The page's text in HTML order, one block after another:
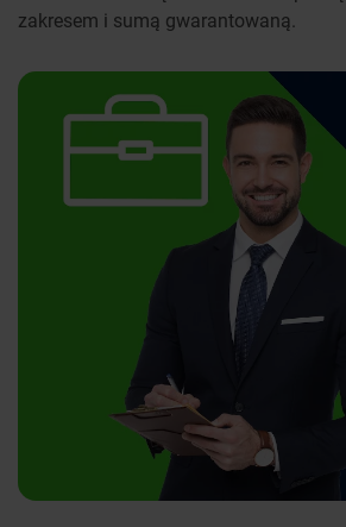
zakresem i sumą gwarantowaną.